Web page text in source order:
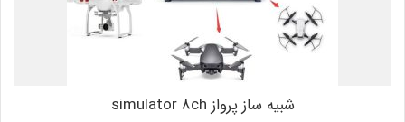
شبیه ساز پرواز simulator 8ch